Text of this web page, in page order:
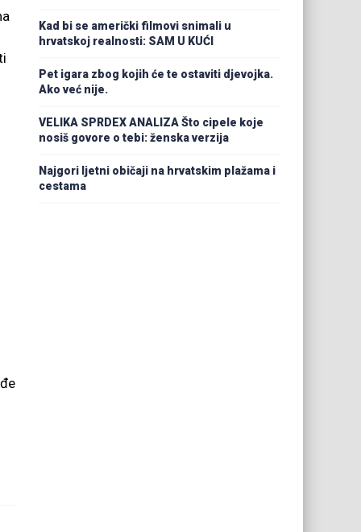
Kad bi se američki filmovi snimali u
hrvatskoj realnosti: SAM U KUĆI
Pet igara zbog kojih će te ostaviti djevojka.
Ako već nije.
VELIKA SPRDEX ANALIZA Što cipele koje
nosiš govore o tebi: ženska verzija
Najgori ljetni običaji na hrvatskim plažama i
cestama